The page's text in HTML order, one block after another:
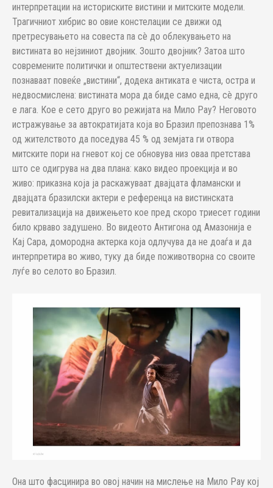
интерпретации на историските вистини и митските модели.
Трагичниот хибрис во овие констелации се движи од
претресувањето на совеста па сè до облекувањето на
вистината во нејзиниот двојник. Зошто двојник? Затоа што
современите политички и општествени актуелизации
познаваат повеќе „вистини“, додека антиката е чиста, остра и
недвосмислена: вистината мора да биде само една, сè друго
е лага. Кое е сето друго во режијата на Мило Рау? Неговото
истражување за автократијата која во Бразил препознава 1%
од жителството да поседува 45 % од земјата ги отвора
митските пори на гневот кој се обновува низ оваа претстава
што се одигрува на два плана: како видео проекција и во
живо: приказна која ја раскажуваат двајцата фламански и
двајцата бразилски актери е референца на вистинската
ревитализација на движењето кое пред скоро триесет години
било крваво задушено. Во видеото Антигона од Амазонија е
Кај Сара, домородна актерка која одлучува да не доаѓа и да
интерпретира во живо, туку да биде поживотворна со своите
луѓе во селото во Бразил.
Она што фасцинира во овој начин на мислење на Мило Рау кој